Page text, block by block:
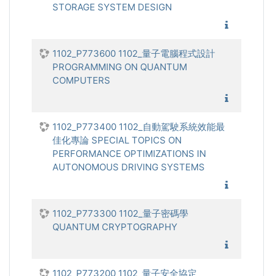
STORAGE SYSTEM DESIGN
1102_P773600 1102_量子電腦程式設計
PROGRAMMING ON QUANTUM
COMPUTERS
1102_P773400 1102_自動駕駛系統效能最
佳化專論 SPECIAL TOPICS ON
PERFORMANCE OPTIMIZATIONS IN
AUTONOMOUS DRIVING SYSTEMS
1102_P773300 1102_量子密碼學
QUANTUM CRYPTOGRAPHY
1102_P773200 1102_量子安全協定